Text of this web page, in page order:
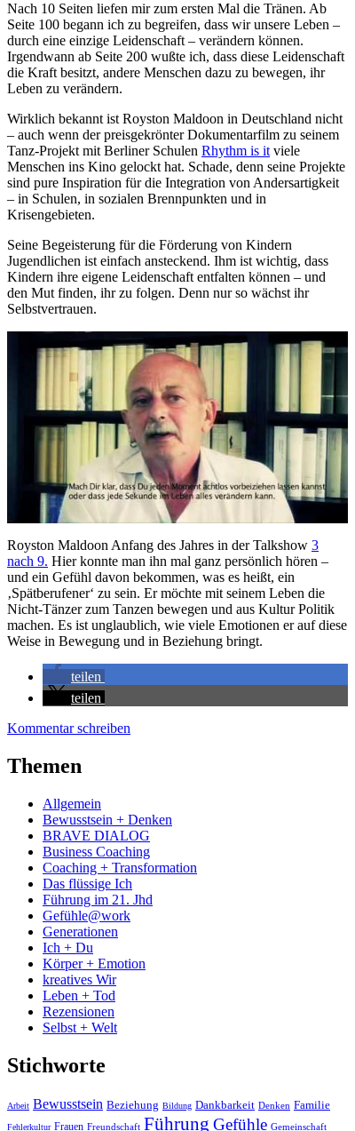
Nach 10 Seiten liefen mir zum ersten Mal die Tränen. Ab
Seite 100 begann ich zu begreifen, dass wir unsere Leben –
durch eine einzige Leidenschaft – verändern können.
Irgendwann ab Seite 200 wußte ich, dass diese Leidenschaft
die Kraft besitzt, andere Menschen dazu zu bewegen, ihr
Leben zu verändern.
Wirklich bekannt ist Royston Maldoon in Deutschland nicht
– auch wenn der preisgekrönter Dokumentarfilm zu seinem
Tanz-Projekt mit Berliner Schulen Rhythm is it viele
Menschen ins Kino gelockt hat. Schade, denn seine Projekte
sind pure Inspiration für die Integration von Andersartigkeit
– in Schulen, in sozialen Brennpunkten und in
Krisengebieten.
Seine Begeisterung für die Förderung von Kindern
Jugendlichen ist einfach ansteckend. Ihm ist wichtig, dass
Kindern ihre eigene Leidenschaft entfalten können – und
den Mut finden, ihr zu folgen. Denn nur so wächst ihr
Selbstvertrauen.
Royston Maldoon Anfang des Jahres in der Talkshow 3
nach 9. Hier konnte man ihn mal ganz persönlich hören –
und ein Gefühl davon bekommen, was es heißt, ein
‚Spätberufener‘ zu sein. Er möchte mit seinem Leben die
Nicht-Tänzer zum Tanzen bewegen und aus Kultur Politik
machen. Es ist unglaublich, wie viele Emotionen er auf diese
Weise in Bewegung und in Beziehung bringt.
teilen
teilen
Kommentar schreiben
Themen
Allgemein
Bewusstsein + Denken
BRAVE DIALOG
Business Coaching
Coaching + Transformation
Das flüssige Ich
Führung im 21. Jhd
Gefühle@work
Generationen
Ich + Du
Körper + Emotion
kreatives Wir
Leben + Tod
Rezensionen
Selbst + Welt
Stichworte
Arbeit Bewusstsein Beziehung Bildung Dankbarkeit Denken Familie
Fehlerkultur Frauen Freundschaft Führung Gefühle Gemeinschaft